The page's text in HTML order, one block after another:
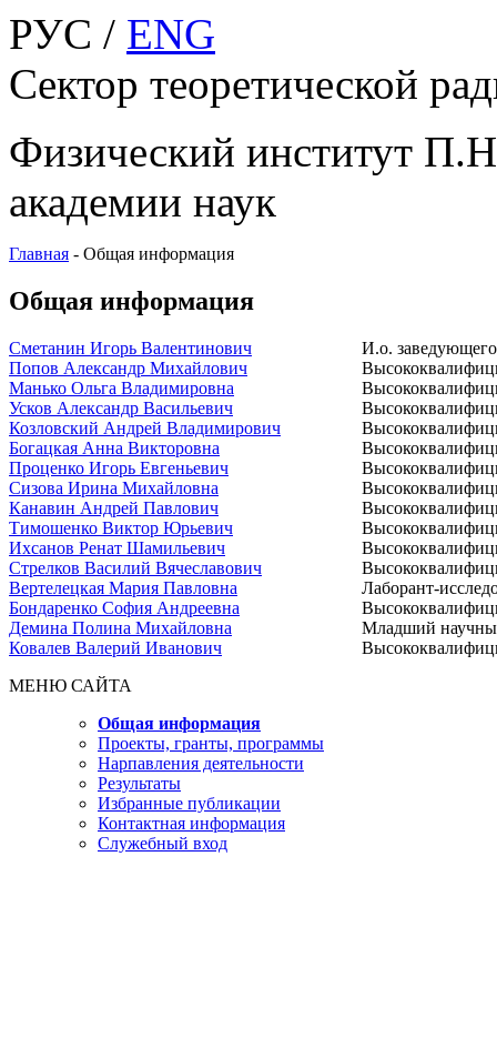
РУС / ENG
Сектор теоретической
Физический институт
академии наук
Главная - Общая информация
Общая информация
Сметанин Игорь Валентинович
И.о.
Попов Александр Михайлович
Манько Ольга Владимировна
Усков Александр Васильевич
Козловский Андрей Владимирович
Богацкая Анна Викторовна
Проценко Игорь Евгеньевич
Сизова Ирина Михайловна
Канавин Андрей Павлович
Тимошенко Виктор Юрьевич
Ихсанов Ренат Шамильевич
Стрелков Василий Вячеславович
Вертелецкая Мария Павловна
Лаборант-
Бондаренко София Андреевна
Демина Полина Михайловна
Младший
Ковалев Валерий Иванович
МЕНЮ САЙТА
Общая информация
Проекты, гранты, программы
Нарпавления деятельности
Результаты
Избранные публикации
Контактная информация
Служебный вход